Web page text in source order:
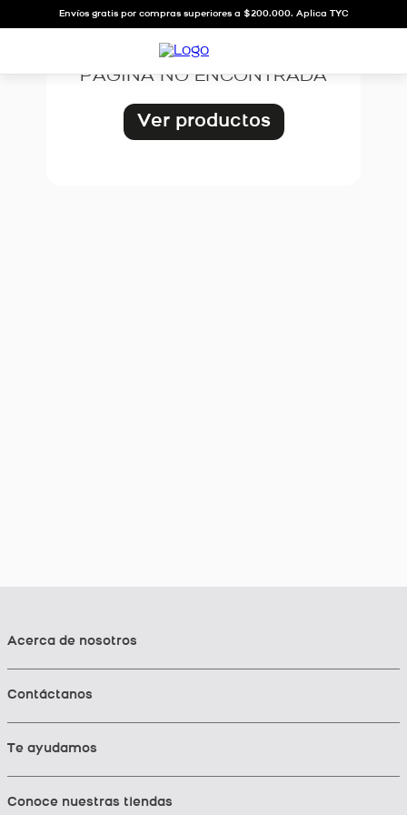
Envíos gratis por compras superiores a $200.000. Aplica TYC
OOPS!
PÁGINA NO ENCONTRADA
Ver productos
Acerca de nosotros
Contáctanos
Te ayudamos
Conoce nuestras tiendas